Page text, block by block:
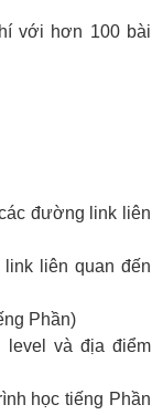
với hơn 100 bài
đường link liên
liên quan đến
Phần)
level và địa điểm
học tiếng Phần